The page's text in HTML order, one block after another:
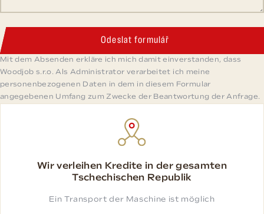
Odeslat formulář
Mit dem Absenden erkläre ich mich damit einverstanden, dass
Woodjob s.r.o. Als Administrator verarbeitet ich meine
personenbezogenen Daten in dem in diesem Formular
angegebenen Umfang zum Zwecke der Beantwortung der Anfrage.
Wir verleihen Kredite in der gesamten
Tschechischen Republik
Ein Transport der Maschine ist möglich